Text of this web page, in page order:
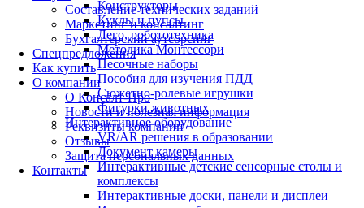
Составление технических заданий
Маркетинг и консалтинг
Бухгалтерский аутсорсинг
Спецпредложения
Как купить
О компании
О Консалт-Про
Новости и полезная информация
Реквизиты компании
Отзывы
Защита персональных данных
Контакты
Конструкторы
Куклы и пупсы
Лего, робототехника
Методика Монтессори
Песочные наборы
Пособия для изучения ПДД
Сюжетно-ролевые игрушки
Фигурки животных
Интерактивное оборудование
VR/AR решения в образовании
Документ камеры
Интерактивные детские сенсорные столы и
комплексы
Интерактивные доски, панели и дисплеи